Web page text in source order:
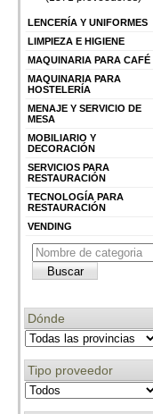
LENCERÍA Y UNIFORMES
LIMPIEZA E HIGIENE
MAQUINARIA PARA CAFÉ
MAQUINARIA PARA
HOSTELERÍA
MENAJE Y SERVICIO DE
MESA
MOBILIARIO Y
DECORACIÓN
SERVICIOS PARA
RESTAURACIÓN
TECNOLOGÍA PARA
RESTAURACIÓN
VENDING
Dónde
Tipo proveedor